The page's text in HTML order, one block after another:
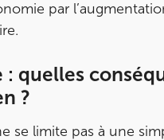
par
: quelles
?
se limite pas à une
sur
Morizet 92100